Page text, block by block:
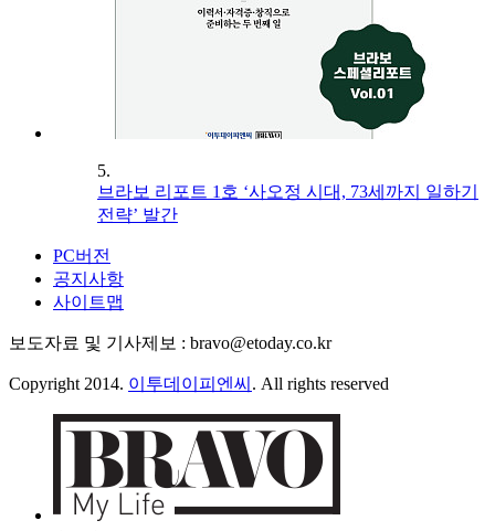
5.
브라보 리포트 1호 ‘사오정 시대, 73세까지 일하기
전략’ 발간
PC버전
공지사항
사이트맵
보도자료 및 기사제보 : bravo@etoday.co.kr
Copyright 2014. 이투데이피엔씨 . All rights reserved